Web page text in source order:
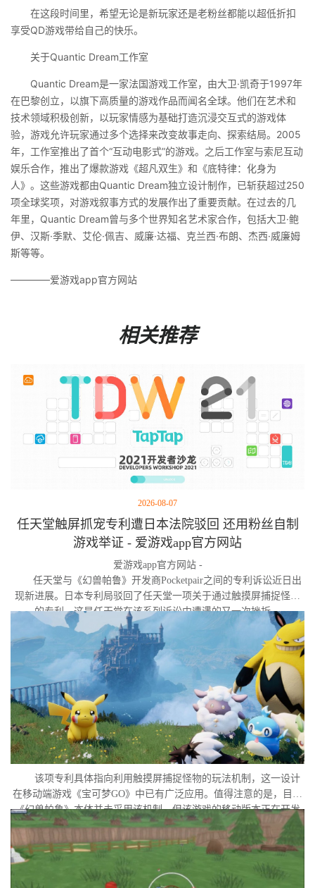
在这段时间里，希望无论是新玩家还是老粉丝都能以超低折扣
享受QD游戏带给自己的快乐。
关于Quantic Dream工作室
Quantic Dream是一家法国游戏工作室，由大卫·凯奇于1997年
在巴黎创立，以旗下高质量的游戏作品而闻名全球。他们在艺术和
技术领域积极创新，以玩家情感为基础打造沉浸交互式的游戏体
验，游戏允许玩家通过多个选择来改变故事走向、探索结局。2005
年，工作室推出了首个“互动电影式”的游戏。之后工作室与索尼互动
娱乐合作，推出了爆款游戏《超凡双生》和《底特律：化身为
人》。这些游戏都由Quantic Dream独立设计制作，已斩获超过250
项全球奖项，对游戏叙事方式的发展作出了重要贡献。在过去的几
年里，Quantic Dream曾与多个世界知名艺术家合作，包括大卫·鲍
伊、汉斯·季默、艾伦·佩吉、威廉·达福、克兰西·布朗、杰西·威廉姆
斯等等。
————爱游戏app官方网站
相关推荐
2026-08-07
任天堂触屏抓宠专利遭日本法院驳回 还用粉丝自制
游戏举证 - 爱游戏app官方网站
爱游戏app官方网站 -
任天堂与《幻兽帕鲁》开发商Pocketpair之间的专利诉讼近日出
现新进展。日本专利局驳回了任天堂一项关于通过触摸屏捕捉怪物
的专利，这是任天堂在该系列诉讼中遭遇的又一次挫折。
该项专利具体指向利用触摸屏捕捉怪物的玩法机制，这一设计
在移动端游戏《宝可梦GO》中已有广泛应用。值得注意的是，目前
《幻兽帕鲁》本体并未采用该机制，但该游戏的移动版本正在开发
中。外界普遍认为，这很可能是任天堂在当前时间点针对此项专利
发起诉讼的直接原因。